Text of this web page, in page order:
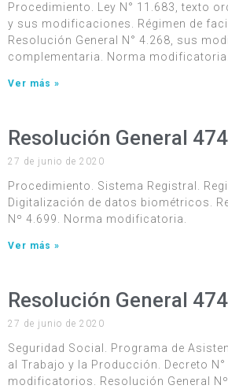
Procedimiento. Ley N° 11.683, texto
y sus modificaciones. Régimen de
Resolución General N° 4.268, sus
complementaria. Norma modificatoria.
Ver más »
Resolución General
27 de junio de 2020
Procedimiento. Sistema Registral.
Digitalización de datos biométricos.
Nº 4.699. Norma modificatoria.
Ver más »
Resolución General
27 de junio de 2020
Seguridad Social. Programa de
al Trabajo y la Producción. Decreto
modificatorios. Resolución General